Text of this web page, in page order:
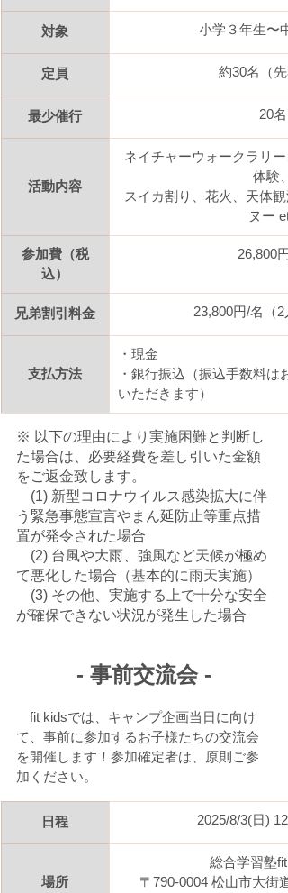
対象 小学３年生〜
定員 約30名（先
最少催行 20名
活動内容
ネイチャーウォークラリ
体験、
スイカ割り、花火、天体
ヌー
参加費（税
込）
26,800円
兄弟割引料金 23,800円/名（2
支払方法
・現金
・銀行振込（振込手数料は
いただきます）
※ 以下の理由により実施困難と判断し
た場合は、必要経費を差し引いた金額
をご返金致します。
(1) 新型コロナウイルス感染拡大に伴
う緊急事態宣言やまん延防止等重点措
置が発令された場合
(2) 台風や大雨、強風など天候が極め
て悪化した場合（基本的に雨天実施）
(3) その他、実施する上で十分な安全
が確保できない状況が発生した場合
- 事前交流会 -
fit kidsでは、キャンプ企画当日に向け
て、事前に参加するお子様たちの交流会
を開催します！参加確定者は、原則ご参
加ください。
日程 2025/8/3(日)
場所
総合学習塾fit
〒790-0004 松山市大街